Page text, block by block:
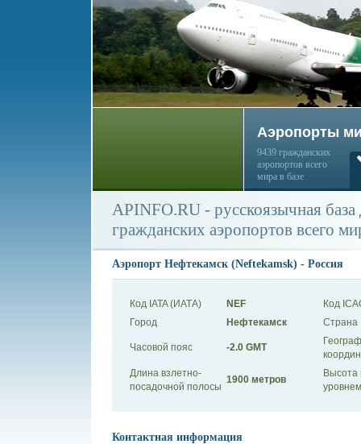
Аэропорты
9439 гражданских
аэропортов всего
мира в базе
APINFO.RU - русскоязычная
гражданских аэропортов всего
Аэропорт Нефтекамск (Neftekamsk) - Россия
Код IATA (ИАТА) NEF
Код
Город
Нефтекамск Страна
Часовой пояс -2.0 GMT
Длина взлетно-
посадочной полосы
1900 метров
Высота
Контактная информация